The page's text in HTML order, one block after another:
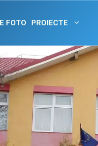
FOTO PROIECTE